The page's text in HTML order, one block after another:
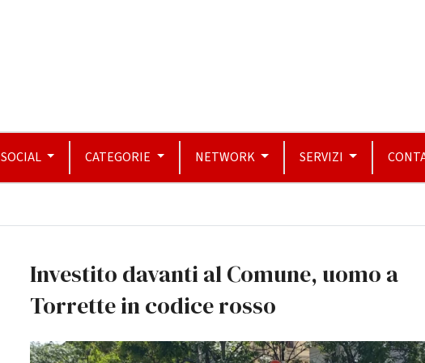
SOCIAL CATEGORIE NETWORK SERVIZI
Investito davanti al Comune, uomo a
Torrette in codice rosso